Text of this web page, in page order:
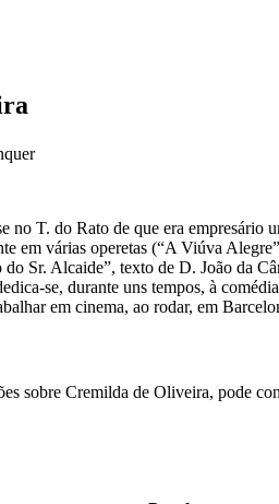
no T. do Rato de que era
em várias operetas (“A Viúva
Sr. Alcaide”, texto de D. João da
se, durante uns tempos, à
em cinema, ao rodar, em
sobre Cremilda de Oliveira, pode